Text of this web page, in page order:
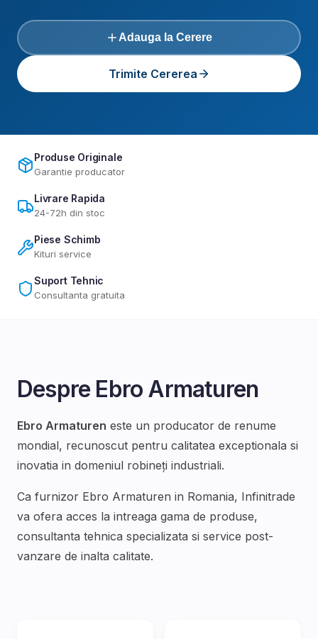
Adauga la Cerere
Trimite Cererea
Produse Originale
Garantie producator
Livrare Rapida
24-72h din stoc
Piese Schimb
Kituri service
Suport Tehnic
Consultanta gratuita
Despre Ebro Armaturen
Ebro Armaturen este un producator de renume
mondial, recunoscut pentru calitatea exceptionala si
inovatia in domeniul robineți industriali.
Ca furnizor Ebro Armaturen in Romania, Infinitrade
va ofera acces la intreaga gama de produse,
consultanta tehnica specializata si service post-
vanzare de inalta calitate.